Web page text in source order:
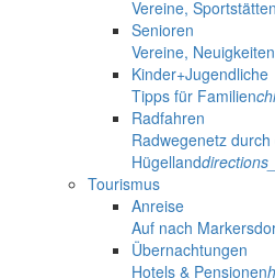
Vereine,
Senioren
Vereine,
Kinder+Jugendliche
Tipps für Familien
Radfahren
Radwegenetz
Hügelland
Tourismus
Anreise
Auf nach
Übernachtungen
Hotels & Pensionen